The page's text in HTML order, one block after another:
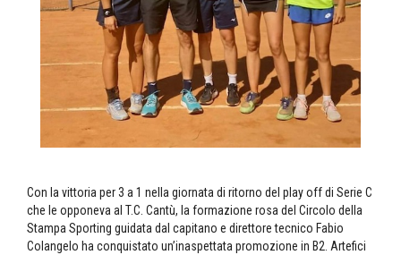
Con la vittoria per 3 a 1 nella giornata di ritorno del play off di Serie C
che le opponeva al T.C. Cantù, la formazione rosa del Circolo della
Stampa Sporting guidata dal capitano e direttore tecnico Fabio
Colangelo ha conquistato un’inaspettata promozione in B2. Artefici